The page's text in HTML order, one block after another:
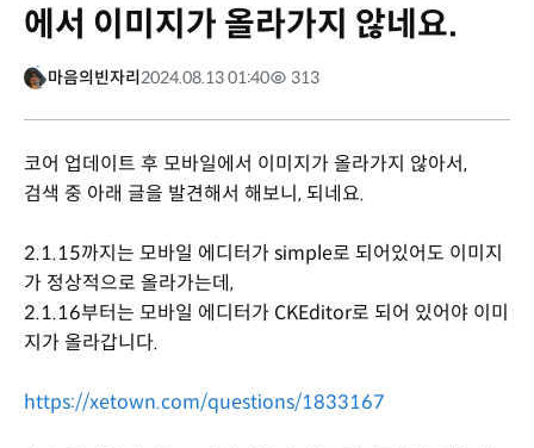
에서 이미지가 올라가지 않네요.
마음의빈자리2024.08.13 01:40 313
코어 업데이트 후 모바일에서 이미지가 올라가지 않아서,
검색 중 아래 글을 발견해서 해보니, 되네요.
2.1.15까지는 모바일 에디터가 simple로 되어있어도 이미지
가 정상적으로 올라가는데,
2.1.16부터는 모바일 에디터가 CKEditor로 되어 있어야 이미
지가 올라갑니다.
https://xetown.com/questions/1833167